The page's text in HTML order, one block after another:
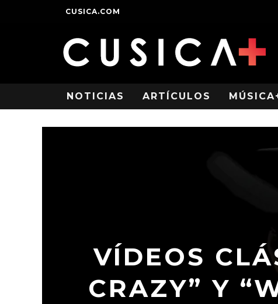
CUSICA.COM
NOTICIAS ARTÍCULOS
VÍDEOS
CRAZY” Y